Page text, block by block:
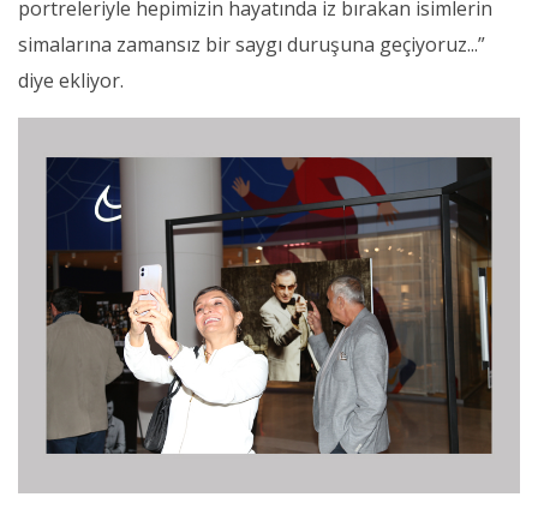
portreleriyle hepimizin hayatında iz bırakan isimlerin
simalarına zamansız bir saygı duruşuna geçiyoruz...”
diye ekliyor.